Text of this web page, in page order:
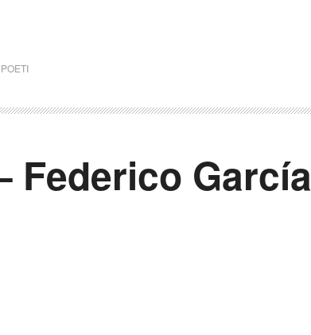
POETI
Federico García